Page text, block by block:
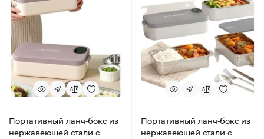
Портативный ланч‑бокс из
нержавеющей стали с
Портативный ланч‑бокс из
нержавеющей стали с